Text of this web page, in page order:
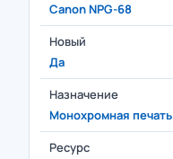
Canon NPG-68
Новый
Да
Назначение
Монохромная печать
Ресурс